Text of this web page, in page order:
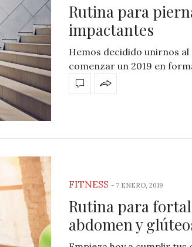
Rutina para
impactantes
Hemos decidido unirnos
comenzar un 2019 en
FITNESS - 7 ENERO, 2019
Rutina para
abdomen y